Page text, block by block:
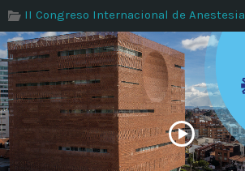
II Congreso Internacional de Anestesia